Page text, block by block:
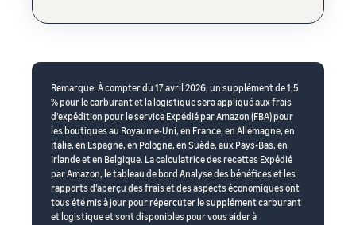
Remarque: À compter du 17 avril 2026, un supplément de 1,5
% pour le carburant et la logistique sera appliqué aux frais
d’expédition pour le service Expédié par Amazon (FBA) pour
les boutiques au Royaume-Uni, en France, en Allemagne, en
Italie, en Espagne, en Pologne, en Suède, aux Pays-Bas, en
Irlande et en Belgique. La calculatrice des recettes Expédié
par Amazon, le tableau de bord Analyse des bénéfices et les
rapports d’aperçu des frais et des aspects économiques ont
tous été mis à jour pour répercuter le supplément carburant
et logistique et sont disponibles pour vous aider à